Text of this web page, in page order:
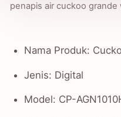
penapis air cuckoo
Nama Produk:
Jenis: Digital
Model: CP-